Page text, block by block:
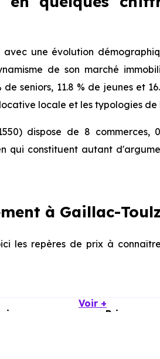
avec une évolution
de son marché
seniors, 11.8 % de jeunes et
locale et les typologies de
dispose de 8 commerces,
qui constituent autant
à Gaillac-
les repères de prix à
Prix moyen
Voir +